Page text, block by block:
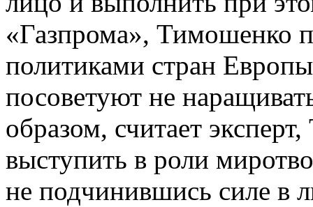
«Газпрома», Тимошенко
политиками стран
посоветуют не
образом, считает
выступить в роли
не подчинившись силе в